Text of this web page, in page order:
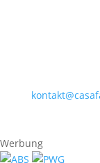
Werbung